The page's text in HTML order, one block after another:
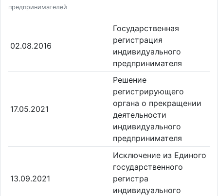
предпринимателей
02.08.2016
Государственная
регистрация
индивидуального
предпринимателя
17.05.2021
Решение
регистрирующего
органа о прекращении
деятельности
индивидуального
предпринимателя
13.09.2021
Исключение из Единого
государственного
регистра
индивидуального